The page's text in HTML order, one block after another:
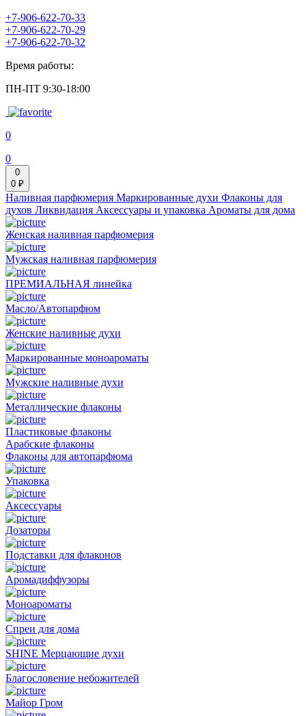
+7-906-622-70-33
+7-906-622-70-29
+7-906-622-70-32
Время работы:
ПН-ПТ 9:30-18:00
0
0
0
0 ₽
Наливная парфюмерия Маркированные духи Флаконы для
духов Ликвидация Аксессуары и упаковка Ароматы для дома
Женская наливная парфюмерия
Мужская наливная парфюмерия
ПРЕМИАЛЬНАЯ линейка
Масло/Автопарфюм
Женские наливные духи
Маркированные моноароматы
Мужские наливные духи
Металлические флаконы
Пластиковые флаконы
Арабские флаконы
Флаконы для автопарфюма
Упаковка
Аксессуары
Дозаторы
Подставки для флаконов
Аромадиффузоры
Моноароматы
Спреи для дома
SHINE Мерцающие духи
Благословение небожителей
Майор Гром